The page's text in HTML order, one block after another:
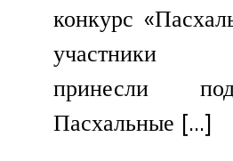
конкурс
участники
принесли
Пасхальные […]